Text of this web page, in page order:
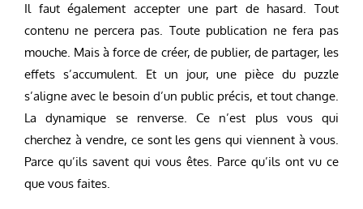
Il faut également accepter une part de hasard. Tout
contenu ne percera pas. Toute publication ne fera pas
mouche. Mais à force de créer, de publier, de partager, les
effets s’accumulent. Et un jour, une pièce du puzzle
s’aligne avec le besoin d’un public précis, et tout change.
La dynamique se renverse. Ce n’est plus vous qui
cherchez à vendre, ce sont les gens qui viennent à vous.
Parce qu’ils savent qui vous êtes. Parce qu’ils ont vu ce
que vous faites.